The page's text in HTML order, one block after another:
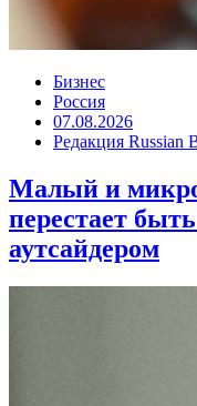
Бизнес
Россия
07.08.2026
Редакция Russian
Малый и
перестает
аутсайдером